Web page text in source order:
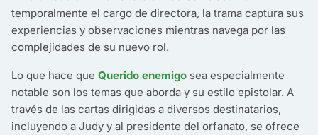
temporalmente el cargo de directora, la trama captura sus
experiencias y observaciones mientras navega por las
complejidades de su nuevo rol.
Lo que hace que Querido enemigo sea especialmente
notable son los temas que aborda y su estilo epistolar. A
través de las cartas dirigidas a diversos destinatarios,
incluyendo a Judy y al presidente del orfanato, se ofrece